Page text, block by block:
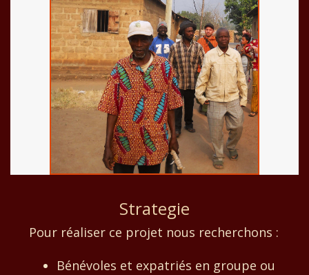
Strategie
Pour réaliser ce projet nous recherchons :
Bénévoles et expatriés en groupe ou